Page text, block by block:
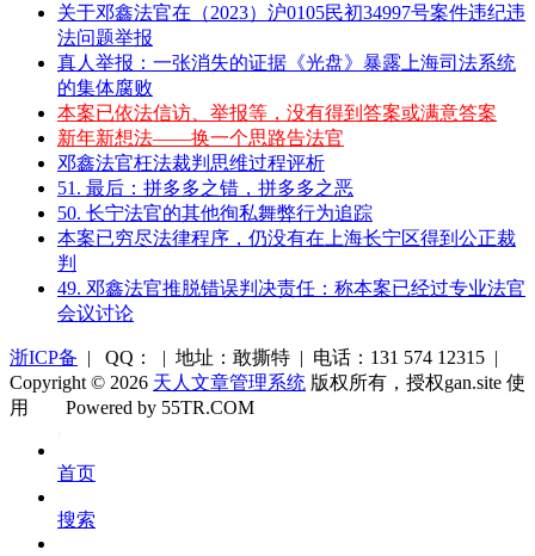
关于邓鑫法官在（2023）沪0105民初34997号案件违纪违
法问题举报
真人举报：一张消失的证据《光盘》暴露上海司法系统
的集体腐败
本案已依法信访、举报等，没有得到答案或满意答案
新年新想法——换一个思路告法官
邓鑫法官枉法裁判思维过程评析
51. 最后：拼多多之错，拼多多之恶
50. 长宁法官的其他徇私舞弊行为追踪
本案已穷尽法律程序，仍没有在上海长宁区得到公正裁
判
49. 邓鑫法官推脱错误判决责任：称本案已经过专业法官
会议讨论
浙ICP备 | QQ： | 地址：敢撕特 | 电话：131 574 12315 |
Copyright © 2026 天人文章管理系统 版权所有，授权gan.site 使
用
库
Powered by 55TR.COM
首页
搜索